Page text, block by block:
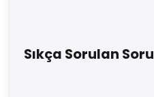
Sıkça Sorulan